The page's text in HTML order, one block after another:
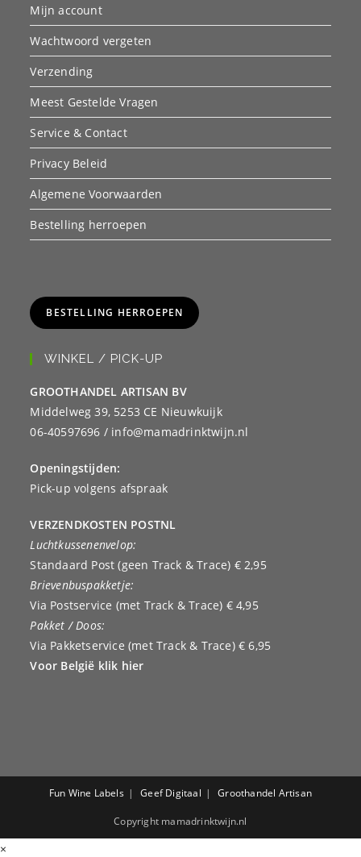
Mijn account
Wachtwoord vergeten
Verzending
Meest Gestelde Vragen
Service & Contact
Privacy Beleid
Algemene Voorwaarden
Bestelling herroepen
BESTELLING HERROEPEN
WINKEL / PICK-UP
GROOTHANDEL ARTISAN BV
Middelweg 39, 5253 CE Nieuwkuijk
06-40597696 / info@mamadrinktwijn.nl
Openingstijden:
Pick-up volgens afspraak
VERZENDKOSTEN POSTNL
Luchtkussenenvelop:
Standaard Post (geen Track & Trace) € 2,95
Brievenbuspakketje:
Via Postservice (met Track & Trace) € 4,95
Pakket / Doos:
Via Pakketservice (met Track & Trace) € 6,95
Voor België klik hier
Fun Wine Labels Geef Digitaal Groothandel Artisan
Copyright mamadrinktwijn.nl
×